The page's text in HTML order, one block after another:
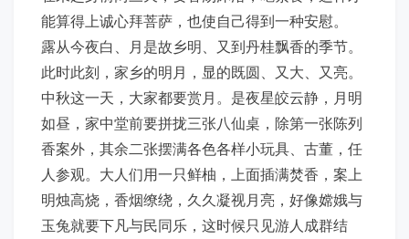
能算得上诚心拜菩萨，也使自己得到一种安慰。
露从今夜白、月是故乡明、又到丹桂飘香的季节。
此时此刻，家乡的明月，显的既圆、又大、又亮。
中秋这一天，大家都要赏月。是夜星皎云静，月明
如昼，家中堂前要拼拢三张八仙桌，除第一张陈列
香案外，其余二张摆满各色各样小玩具、古董，任
人参观。大人们用一只鲜柚，上面插满焚香，案上
明烛高烧，香烟缭绕，久久凝视月亮，好像嫦娥与
玉兔就要下凡与民同乐，这时候只见游人成群结